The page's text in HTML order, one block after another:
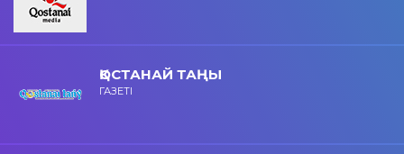
ҚОСТАНАЙ ТАҢЫ
ГАЗЕТІ